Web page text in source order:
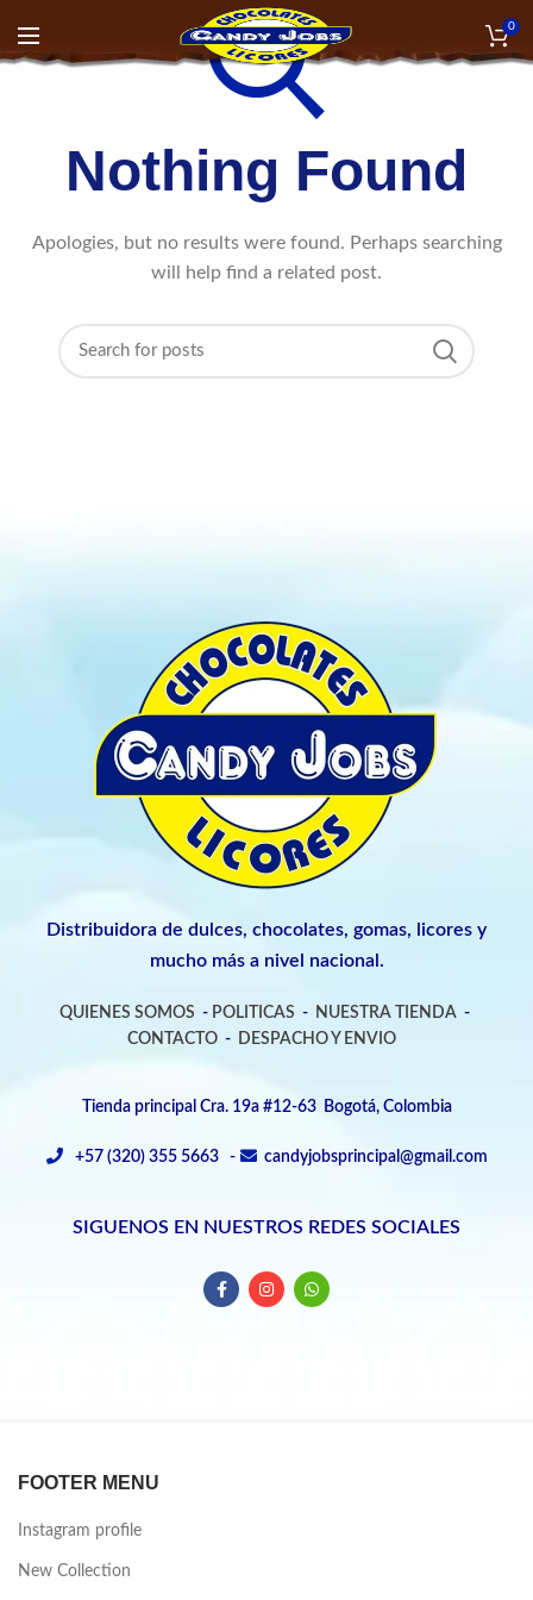
0
Nothing Found
Apologies, but no results were found. Perhaps searching
will help find a related post.
Distribuidora de dulces, chocolates, gomas, licores y
mucho más a nivel nacional.
QUIENES SOMOS - POLITICAS - NUESTRA TIENDA -
CONTACTO- DESPACHO Y ENVIO
Tienda principal Cra. 19a #12-63 Bogotá, Colombia
+57 (320) 355 5663 - candyjobsprincipal@gmail.com
SIGUENOS EN NUESTROS REDES SOCIALES
FOOTER MENU
Instagram profile
New Collection